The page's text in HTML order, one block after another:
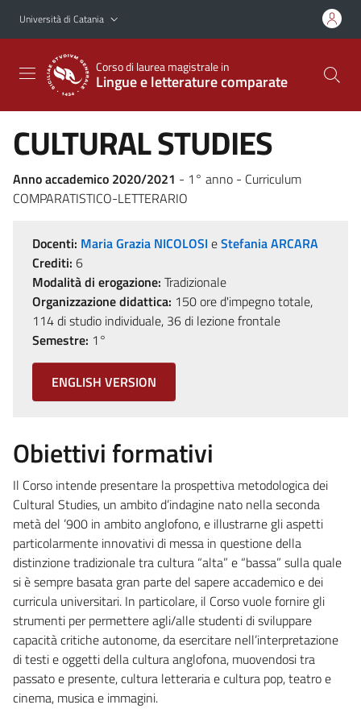
Vai al contenuto principale
Vai al menu di navigazione
Università di Catania
Corso di laurea magistrale in
Lingue e letterature comparate
CULTURAL STUDIES
Anno accademico 2020/2021 - 1° anno - Curriculum
COMPARATISTICO-LETTERARIO
Docenti: Maria Grazia NICOLOSI eStefania ARCARA
Crediti: 6
Modalità di erogazione: Tradizionale
Organizzazione didattica: 150 ore d'impegno totale,
114 di studio individuale, 36 di lezione frontale
Semestre: 1°
ENGLISH VERSION
Obiettivi formativi
Il Corso intende presentare la prospettiva metodologica dei
Cultural Studies, un ambito d’indagine nato nella seconda
metà del ’900 in ambito anglofono, e illustrarne gli aspetti
particolarmente innovativi di messa in questione della
distinzione tradizionale tra cultura “alta” e “bassa” sulla quale
si è sempre basata gran parte del sapere accademico e dei
curricula universitari. In particolare, il Corso vuole fornire gli
strumenti per permettere agli/alle studenti di sviluppare
capacità critiche autonome, da esercitare nell’interpretazione
di testi e oggetti della cultura anglofona, muovendosi tra
passato e presente, cultura letteraria e cultura pop, teatro e
cinema, musica e immagini.